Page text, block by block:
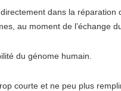
dans la
au moment de l’échange
du génome humain.
courte et ne peu plus